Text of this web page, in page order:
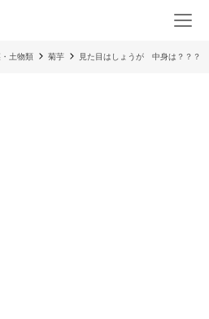
土物類 菊芋 見た目はしょうが 中身は？？？